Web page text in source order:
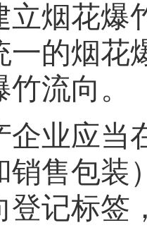
立烟花爆
一的烟花
流向。
企业应当
销售包装
登记标签